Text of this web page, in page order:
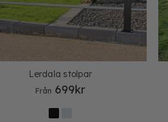
Lerdala stolpar
Från 699kr